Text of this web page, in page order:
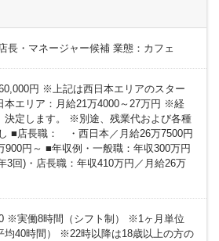
長・マネージャー候補 業態：カフェ
円 ※上記は西日本エリアのスター
本エリア：月給21万4000～27万円 ※経
決定します。 ※別途、残業代および各種
■店長職： ・西日本／月給26万7500円
円～ ■年収例・一般職：年収300万円
3回)・店長職：年収410万円／月給26万
※実働8時間（シフト制） ※1ヶ月単位
均40時間） ※22時以降は18歳以上の方の